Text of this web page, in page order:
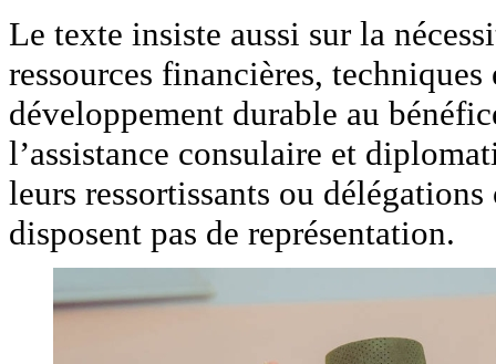
Le texte insiste aussi sur la
ressources financières,
développement durable au
l’assistance consulaire et
leurs ressortissants ou
disposent pas de représentation.